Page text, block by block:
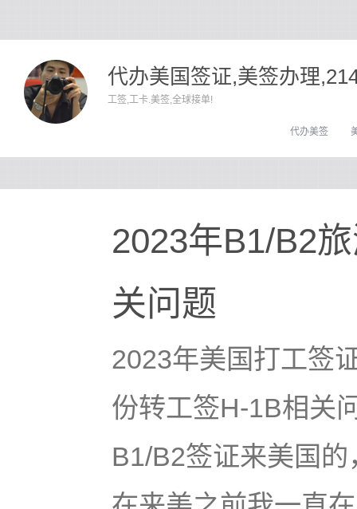
代办美国签证,美签办理
工签,工卡.美签,全球接单!
代办美签
2023年B1/B2
关问题
2023年美国打工签
份转工签H-1B相关
B1/B2签证来美国